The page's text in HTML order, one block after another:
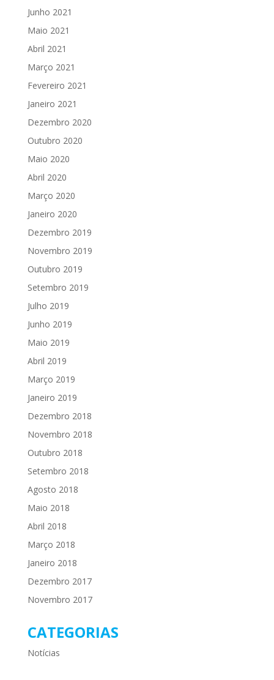
Junho 2021
Maio 2021
Abril 2021
Março 2021
Fevereiro 2021
Janeiro 2021
Dezembro 2020
Outubro 2020
Maio 2020
Abril 2020
Março 2020
Janeiro 2020
Dezembro 2019
Novembro 2019
Outubro 2019
Setembro 2019
Julho 2019
Junho 2019
Maio 2019
Abril 2019
Março 2019
Janeiro 2019
Dezembro 2018
Novembro 2018
Outubro 2018
Setembro 2018
Agosto 2018
Maio 2018
Abril 2018
Março 2018
Janeiro 2018
Dezembro 2017
Novembro 2017
CATEGORIAS
Notícias